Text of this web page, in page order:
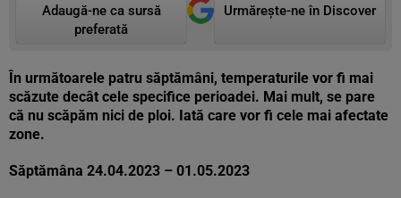
Adaugă-ne ca sursă
preferată
Urmărește-ne în Discover
În următoarele patru săptămâni, temperaturile vor fi mai
scăzute decât cele specifice perioadei. Mai mult, se pare
că nu scăpăm nici de ploi. Iată care vor fi cele mai afectate
zone.
Săptămâna 24.04.2023 – 01.05.2023